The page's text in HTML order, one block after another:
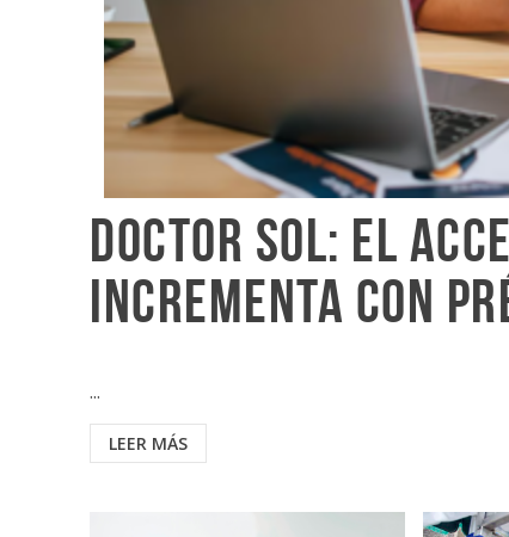
Doctor Sol: El
incrementa con
...
LEER MÁS